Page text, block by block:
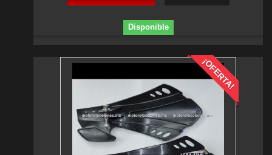
Disponible
¡OFERTA!